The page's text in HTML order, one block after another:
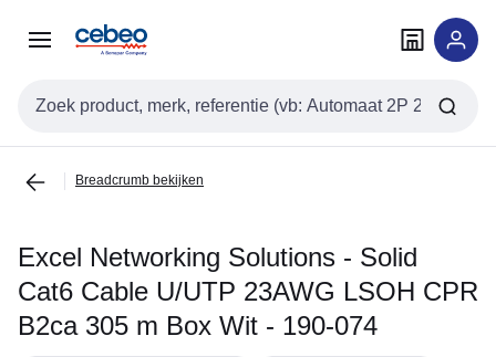
naar
naar
Zoekveld invoer
Breadcrumb bekijken
Excel Networking Solutions - Solid
Cat6 Cable U/UTP 23AWG LSOH CPR
B2ca 305 m Box Wit - 190-074